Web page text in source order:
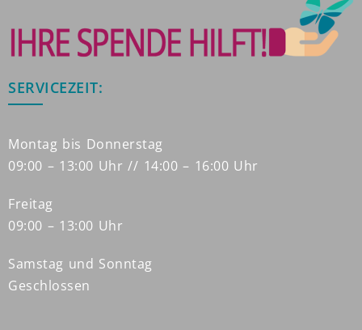
SERVICEZEIT:
Montag bis Donnerstag
09:00 – 13:00 Uhr // 14:00 – 16:00 Uhr
Freitag
09:00 – 13:00 Uhr
Samstag und Sonntag
Geschlossen